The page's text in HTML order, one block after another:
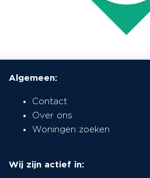
Algemeen:
Contact
Over ons
Woningen zoeken
Wij zijn actief in: